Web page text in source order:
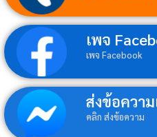
เพจ
เพจ Facebook
ส่งข้อควา
คลิก ส่งข้อความ